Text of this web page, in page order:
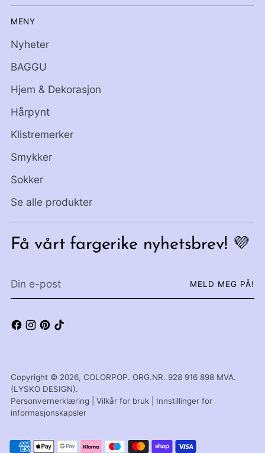
MENY
Nyheter
BAGGU
Hjem & Dekorasjon
Hårpynt
Klistremerker
Smykker
Sokker
Se alle produkter
Få vårt fargerike nyhetsbrev! 💜
e-
MELD MEG PÅ!
Copyright © 2026, COLORPOP. ORG.NR. 928 916 898 MVA.
(LYSKO DESIGN).
Personvernerklæring
Vilkår for bruk
Innstillinger for
informasjonskapsler